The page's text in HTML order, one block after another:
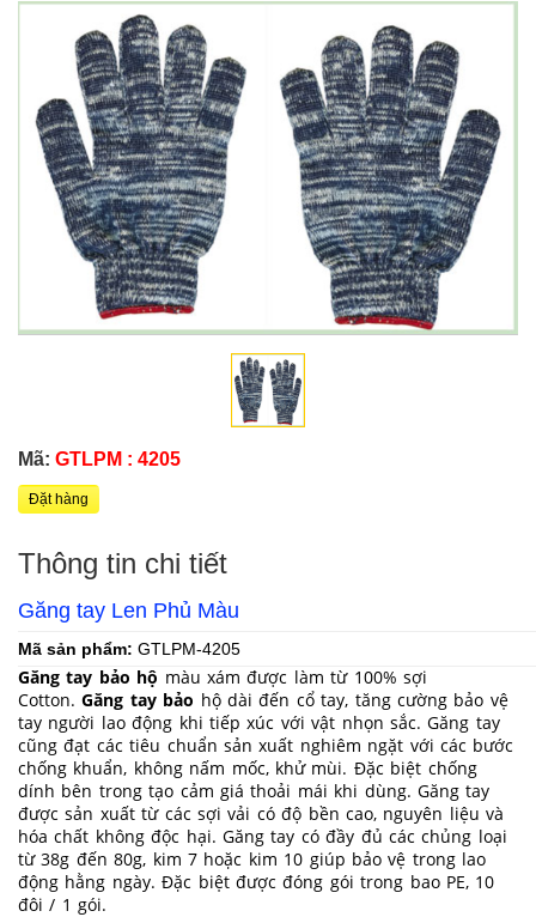
Mã: GTLPM : 4205
Đặt hàng
Thông tin chi tiết
Găng tay Len Phủ Màu
Mã sản phẩm: GTLPM-4205
Găng tay bảo hộ màu xám được làm từ 100% sợi
Cotton.Găng tay bảo hộ dài đến cổ tay, tăng cường bảo vệ
tay người lao động khi tiếp xúc với vật nhọn sắc. Găng tay
cũng đạt các tiêu chuẩn sản xuất nghiêm ngặt với các bước
chống khuẩn, không nấm mốc, khử mùi. Đặc biệt chống
dính bên trong tạo cảm giá thoải mái khi dùng. Găng tay
được sản xuất từ các sợi vải có độ bền cao, nguyên liệu và
hóa chất không độc hại. Găng tay có đầy đủ các chủng loại
từ 38g đến 80g, kim 7 hoặc kim 10 giúp bảo vệ trong lao
động hằng ngày. Đặc biệt được đóng gói trong bao PE, 10
đôi / 1 gói.